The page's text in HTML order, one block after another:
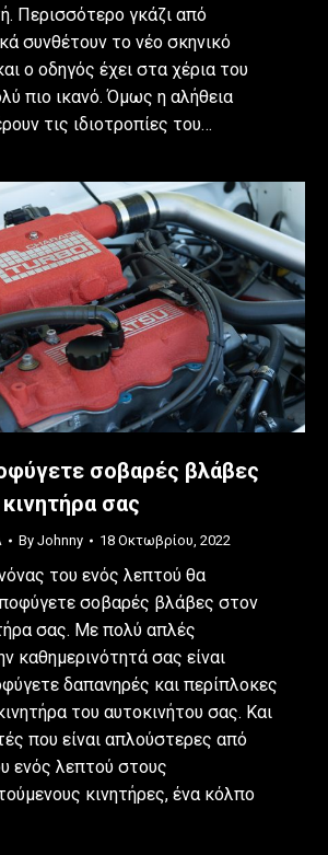
Περισσότερο γκάζι από
συνθέτουν το νέο σκηνικό
ο οδηγός έχει στα χέρια του
πιο ικανό. Όμως η αλήθεια
τις ιδιοτροπίες του…
σοβαρές βλάβες
σας
By Johnny 18 Οκτωβρίου, 2022
του ενός λεπτού θα
σοβαρές βλάβες στον
σας. Με πολύ απλές
καθημερινότητά σας είναι
δαπανηρές και περίπλοκες
του αυτοκινήτου σας. Και
που είναι απλούστερες από
ενός λεπτού στους
κινητήρες, ένα κόλπο